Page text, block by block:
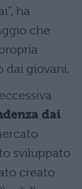
ha
che
dai giovani.
dai
sviluppato
creato